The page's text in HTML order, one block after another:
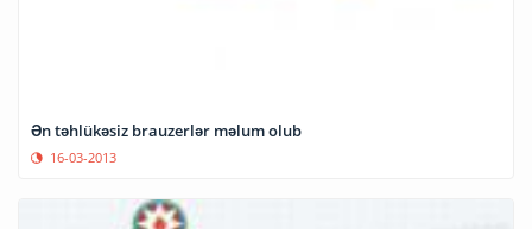
Ən təhlükəsiz brauzerlər məlum olub
16-03-2013